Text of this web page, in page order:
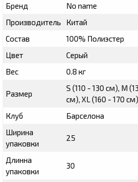
Бренд
No name
Производитель
Китай
Состав
100% Полиэстер
Цвет
Серый
Вес
0.8 кг
Размер
S (110 - 130 см), M
см), XL (160 - 170 см)
Клуб
Барселона
Ширина
упаковки
25
Длинна
упаковки
30